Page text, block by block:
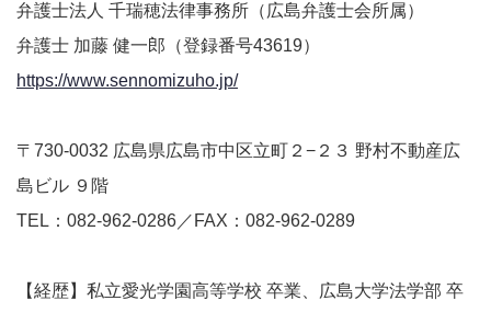
弁護士法人 千瑞穂法律事務所（広島弁護士会所属）
弁護士 加藤 健一郎（登録番号43619）
https://www.sennomizuho.jp/
〒730-0032 広島県広島市中区立町２−２３ 野村不動産広
島ビル ９階
TEL：082-962-0286／FAX：082-962-0289
【経歴】私立愛光学園高等学校 卒業、広島大学法学部 卒